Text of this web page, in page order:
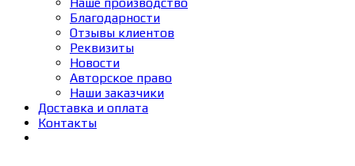
Благодарности
Отзывы клиентов
Реквизиты
Новости
Авторское право
Наши заказчики
Доставка и оплата
Контакты